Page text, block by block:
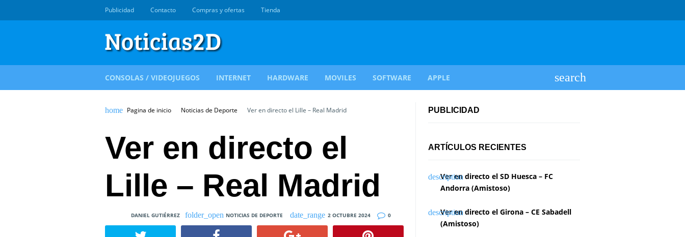
Publicidad Contacto Compras y ofertas Tienda
CONSOLAS / VIDEOJUEGOS INTERNET HARDWARE MOVILES SOFTWARE APPLE
Pagina de inicio Noticias de Deporte Ver en directo el Lille – Real Madrid
Ver en directo el
Lille – Real Madrid
DANIEL GUTIÉRREZ NOTICIAS DE DEPORTE 2 OCTUBRE 2024 0
PUBLICIDAD
ARTÍCULOS RECIENTES
Ver en directo el SD Huesca – FC
Andorra (Amistoso)
Ver en directo el Girona – CE Sabadell
(Amistoso)